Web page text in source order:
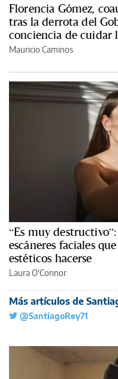
Florencia Gómez,
tras la derrota del
conciencia de cuidar
Mauricio Caminos
“Es muy
escáneres faciales
estéticos hacerse
Laura O'Connor
Más artículos de
@SantiagoRey71